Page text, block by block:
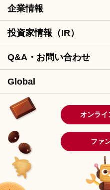
企業情報
投資家情報（IR）
Q&A・お問い合わせ
Global
オンライ
ファ